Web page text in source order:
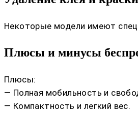
Некоторые модели имеют
Плюсы и минусы
Плюсы:
— Полная мобильность и
— Компактность и легкий вес.